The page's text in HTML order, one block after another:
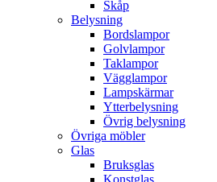
Skåp
Belysning
Bordslampor
Golvlampor
Taklampor
Vägglampor
Lampskärmar
Ytterbelysning
Övrig belysning
Övriga möbler
Glas
Bruksglas
Konstglas